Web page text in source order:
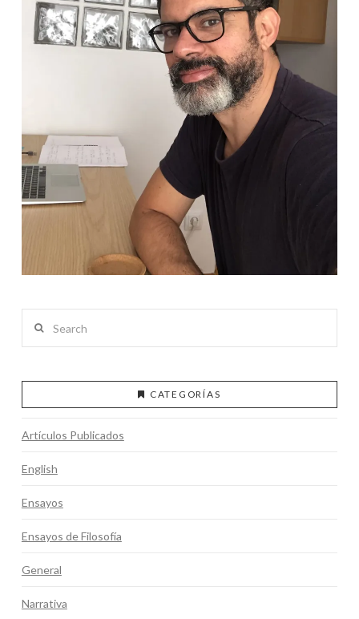
CATEGORÍAS
Artículos Publicados
English
Ensayos
Ensayos de Filosofía
General
Narrativa